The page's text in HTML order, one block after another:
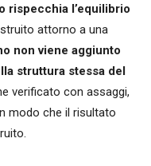
rispecchia l’equilibrio
attorno a una
non viene aggiunto
struttura stessa del
verificato con assaggi,
modo che il risultato